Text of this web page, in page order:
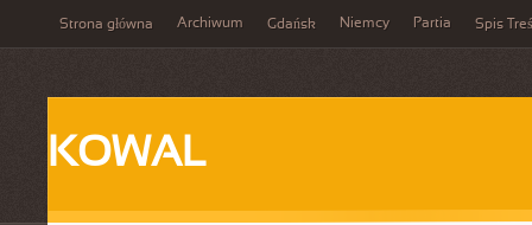
Strona główna Archiwum Gdańsk Niemcy Partia Spis
KOWAL